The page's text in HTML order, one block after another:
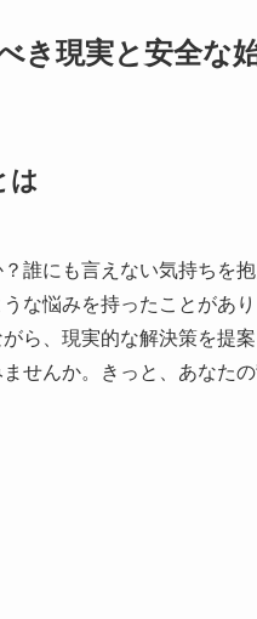
き現実と安全な
は
誰にも言えない気持ちを
な悩みを持ったことがあ
ら、現実的な解決策を提
せんか。きっと、あなた